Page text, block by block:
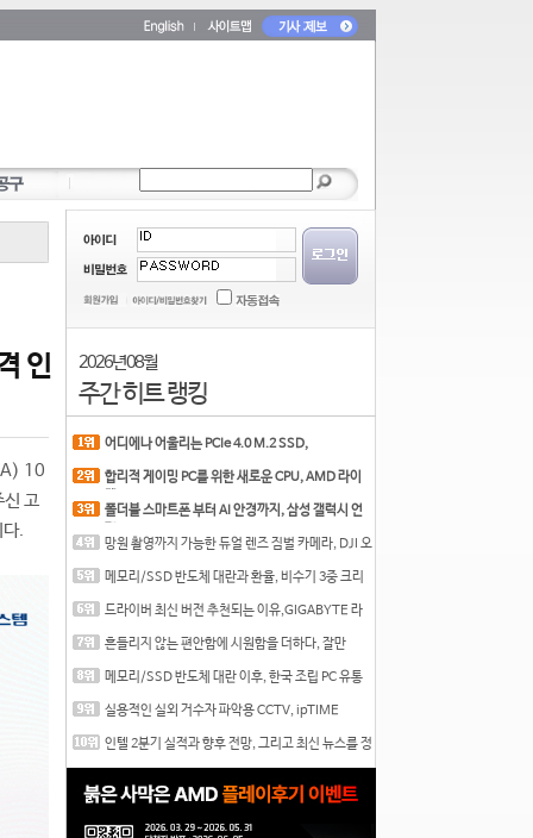
인
10
신 고
.
2026년 08월
주간 히트 랭킹
어디에나 어울리는 PCIe 4.0 M.2 SSD,
합리적 게이밍 PC를 위한 새로운 CPU, AMD 라이
폴더블 스마트폰 부터 AI 안경까지, 삼성 갤럭시 언
망원 촬영까지 가능한 듀얼 렌즈 짐벌 카메라, DJI 오
메모리/SSD 반도체 대란과 환율, 비수기 3중 크리
드라이버 최신 버전 추천되는 이유,GIGABYTE 라
흔들리지 않는 편안함에 시원함을 더하다, 잘만
메모리/SSD 반도체 대란 이후, 한국 조립 PC 유통
실용적인 실외 거수자 파악용 CCTV, ipTIME
인텔 2분기 실적과 향후 전망, 그리고 최신 뉴스를 정